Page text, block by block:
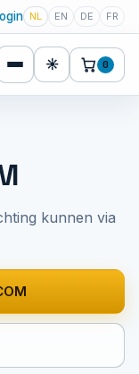
NL EN DE FR
☀ 0
kunnen via